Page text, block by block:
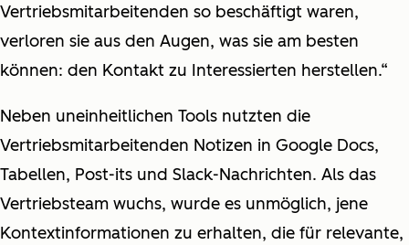
Vertriebsmitarbeitenden so beschäftigt waren,
verloren sie aus den Augen, was sie am besten
können: den Kontakt zu Interessierten herstellen.“
Neben uneinheitlichen Tools nutzten die
Vertriebsmitarbeitenden Notizen in Google Docs,
Tabellen, Post-its und Slack-Nachrichten. Als das
Vertriebsteam wuchs, wurde es unmöglich, jene
Kontextinformationen zu erhalten, die für relevante,